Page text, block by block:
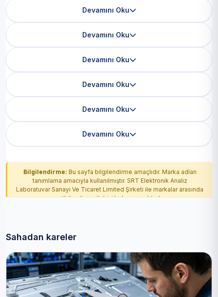
Devamını Oku
Devamını Oku
Devamını Oku
Devamını Oku
Devamını Oku
Devamını Oku
Bilgilendirme: Bu sayfa bilgilendirme amaçlıdır. Marka adları
tanımlama amacıyla kullanılmıştır. SRT Elektronik Analiz
Laboratuvar Sanayi Ve Ticaret Limited Şirketi ile markalar arasında
yetkilendirme ilişkisi bulunmamaktadır.
Sahadan kareler